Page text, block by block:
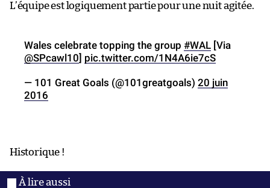
L’équipe est logiquement partie pour une nuit agitée.
Wales celebrate topping the group #WAL [Via
@SPcawl10] pic.twitter.com/1N4A6ie7cS
— 101 Great Goals (@101greatgoals) 20 juin
2016
Historique !